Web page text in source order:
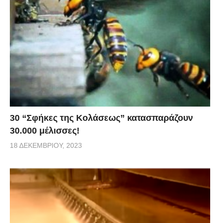
30 “Σφήκες της Κολάσεως” κατασπαράζουν
30.000 μέλισσες!
18 ΔΕΚΕΜΒΡΊΟΥ, 2023